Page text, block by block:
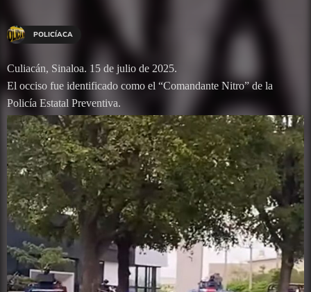
POLICÍACA
Culiacán, Sinaloa. 15 de julio de 2025.
El occiso fue identificado como el “Comandante Nitro” de la
Policía Estatal Preventiva.